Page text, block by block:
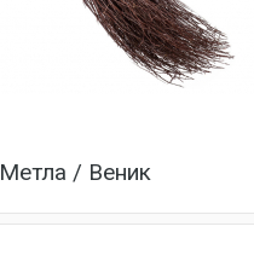
Метла / Веник